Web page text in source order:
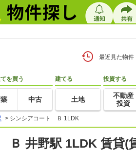
最近見た物件
を買う
中古
建てる
土地
投資する
不動産
投資
> シンシアコート Ｂ 1LDK
井野駅 1LDK 賃貸(